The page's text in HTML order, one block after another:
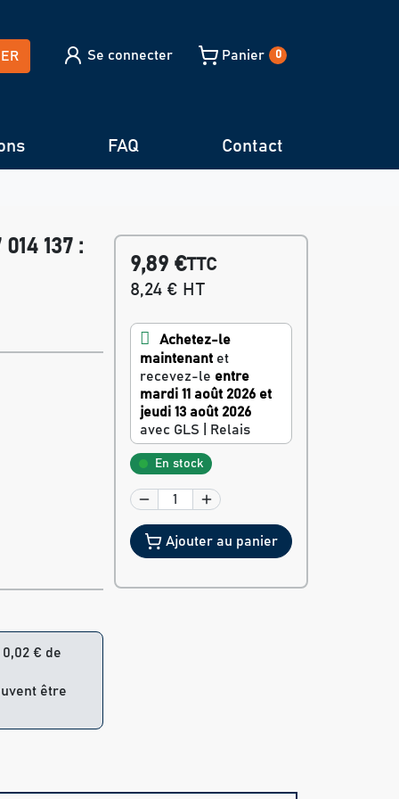
Se connecter Panier 0
FAQ Contact
137 :
0,02 € de
être
9,89 €TTC
8,24 € HT
Achetez-le
maintenantet
recevez-le entre
mardi 11 août 2026 et
jeudi 13 août 2026
avec GLS | Relais
En stock
Ajouter au panier